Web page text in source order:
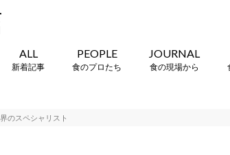
ALL
新着記事
PEOPLE
食のプロたち
JOURNAL
食の現場から
のスペシャリスト